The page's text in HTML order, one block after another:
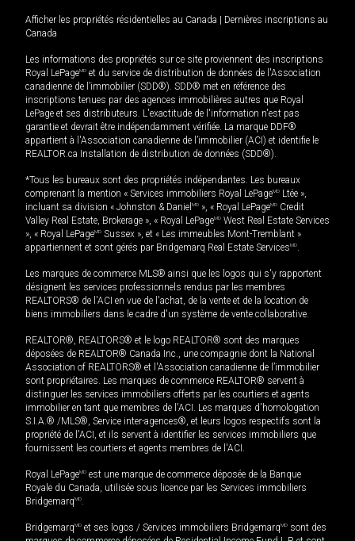
Afficher les propriétés résidentielles au Canada
Dernières inscriptions au
Canada
Les informations des propriétés sur ce site proviennent des inscriptions
Royal LePageMD et du service de distribution de données de l'Association
canadienne de l’immobilier (SDD®). SDD® met en référence des
inscriptions tenues par des agences immobilières autres que Royal
LePage et ses distributeurs. L'exactitude de l'information n'est pas
garantie et devrait être indépendamment vérifiée. La marque DDF®
appartient à l'Association canadienne de l’immobilier (ACI) et identifie le
REALTOR.ca Installation de distribution de données (SDD®).
*Tous les bureaux sont des propriétés indépendantes. Les bureaux
comprenant la mention « Services immobiliers Royal LePageMD Ltée »,
incluant sa division « Johnston & Daniel MD », « Royal LePageMD Credit
Valley Real Estate, Brokerage », « Royal LePageMD West Real Estate Services
», « Royal LePageMD Sussex », et « Les immeubles Mont-Tremblant »
appartiennent et sont gérés par Bridgemarq Real Estate ServicesMD.
Les marques de commerce MLS® ainsi que les logos qui s'y rapportent
désignent les services professionnels rendus par les membres
REALTORS® de l'ACI en vue de l'achat, de la vente et de la location de
biens immobiliers dans le cadre d'un système de vente collaborative.
REALTOR®, REALTORS® et le logo REALTOR® sont des marques
déposées de REALTOR® Canada Inc., une compagnie dont la National
Association of REALTORS® et l'Association canadienne de l’immobilier
sont propriétaires. Les marques de commerce REALTOR® servent à
distinguer les services immobiliers offerts par les courtiers et agents
immobilier en tant que membres de l'ACI. Les marques d'homologation
S.I.A.® /MLS®, Service inter-agences®, et leurs logos respectifs sont la
propriété de l'ACI, et ils servent à identifier les services immobiliers que
fournissent les courtiers et agents membres de l'ACI.
Royal LePageMD est une marque de commerce déposée de la Banque
Royale du Canada, utilisée sous licence par les Services immobiliers
BridgemarqMD.
BridgemarqMD et ses logos / Services immobiliers BridgemarqMD sont des